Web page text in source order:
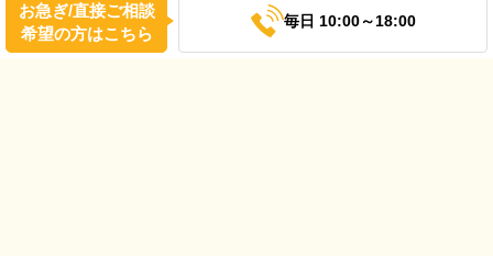
お急ぎ/直接ご相談
希望の方はこちら
毎日 10:00～18:00